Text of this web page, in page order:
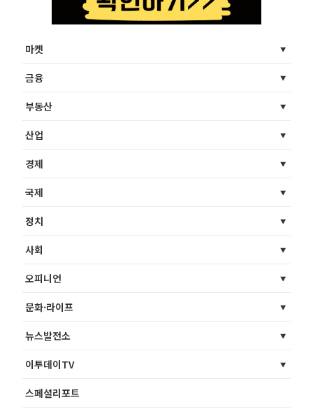
마켓
금융
부동산
산업
경제
국제
정치
사회
오피니언
문화·라이프
뉴스발전소
이투데이TV
스페셜리포트